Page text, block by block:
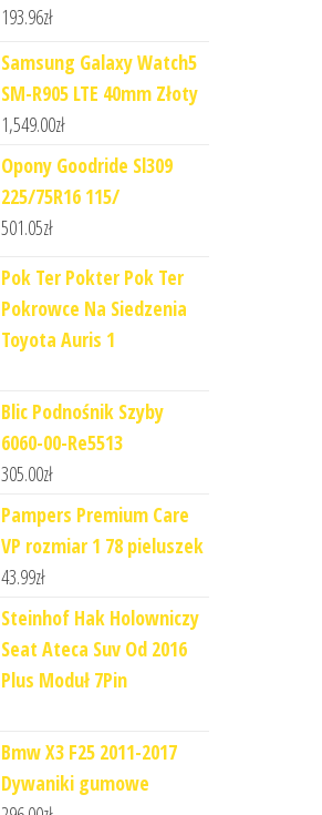
193.96zł
Samsung Galaxy Watch5
SM-R905 LTE 40mm Złoty
1,549.00zł
Opony Goodride Sl309
225/75R16 115/
501.05zł
Pok Ter Pokter Pok Ter
Pokrowce Na Siedzenia
Toyota Auris 1
Blic Podnośnik Szyby
6060-00-Re5513
305.00zł
Pampers Premium Care
VP rozmiar 1 78 pieluszek
43.99zł
Steinhof Hak Holowniczy
Seat Ateca Suv Od 2016
Plus Moduł 7Pin
Bmw X3 F25 2011-2017
Dywaniki gumowe